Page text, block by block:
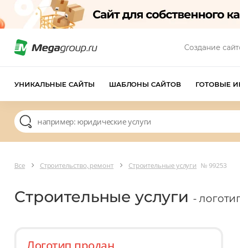
Создание
УНИКАЛЬНЫЕ САЙТЫ ШАБЛОНЫ САЙТОВ ГОТОВЫЕ
Все Строительство, ремонт Строительные услуги № 99253
Строительные услуги -
Логотип продан